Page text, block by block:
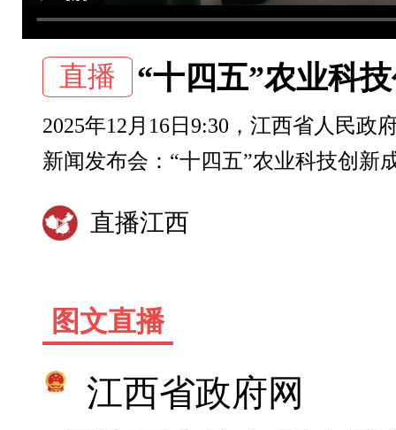
直播 “十四五”农业科
2025年12月16日9:30，江西省人民政
新闻发布会：“十四五”农业科技创新
直播江西
图文直播
江西省政府网